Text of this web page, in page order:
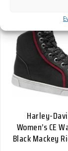
Harley-
Women’s CE
Black Mackey